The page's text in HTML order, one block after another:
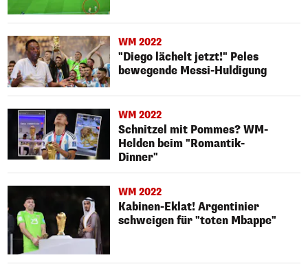
WM 2022
"Diego lächelt jetzt!" Peles
bewegende Messi-Huldigung
WM 2022
Schnitzel mit Pommes? WM-
Helden beim "Romantik-
Dinner"
WM 2022
Kabinen-Eklat! Argentinier
schweigen für "toten Mbappe"